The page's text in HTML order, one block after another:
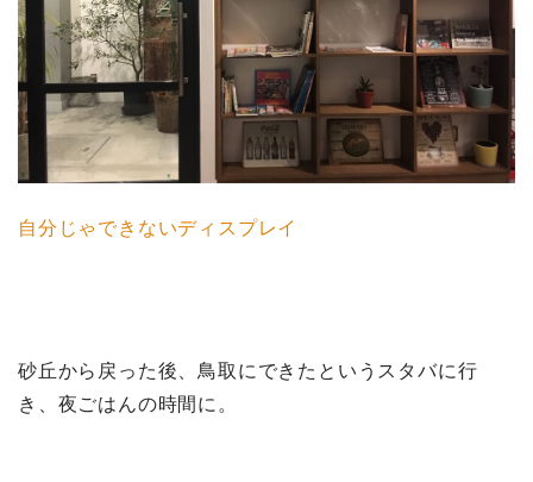
自分じゃできないディスプレイ
砂丘から戻った後、鳥取にできたというスタバに行
き、夜ごはんの時間に。